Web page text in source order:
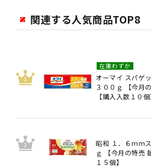
関連する人気商品TOP8
オーマイ スパゲ
３００ｇ 【今月
【購入入数１０個
在庫わずか
昭和 １．６ｍｍ
ｇ 【今月の特売
１５個】